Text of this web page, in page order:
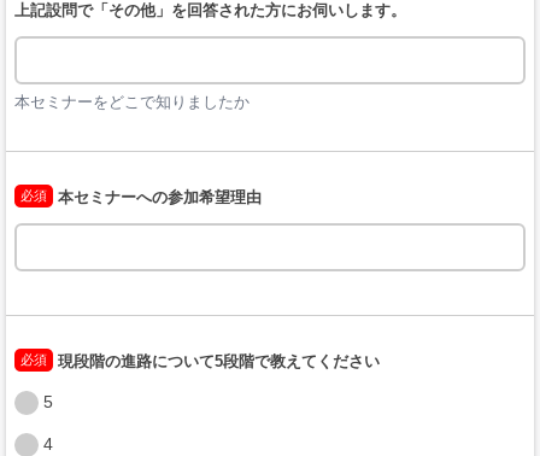
上記設問で「その他」を回答された方にお伺いします。
本セミナーをどこで知りましたか
必須 本セミナーへの参加希望理由
必須 現段階の進路について5段階で教えてください
5
4